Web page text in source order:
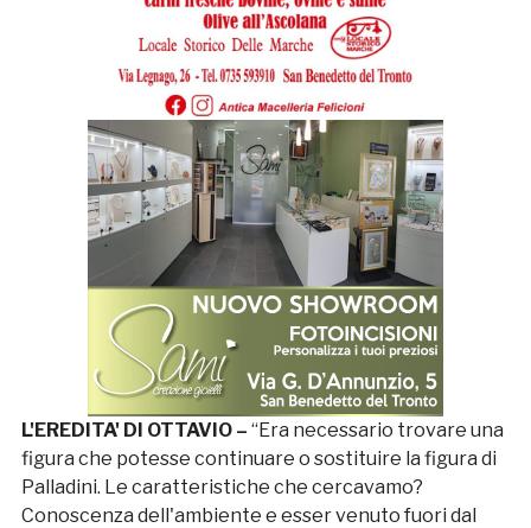
L'EREDITA' DI OTTAVIO – “Era necessario trovare una
figura che potesse continuare o sostituire la figura di
Palladini. Le caratteristiche che cercavamo?
Conoscenza dell'ambiente e esser venuto fuori dal